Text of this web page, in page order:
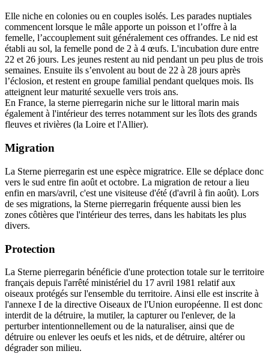
Elle niche en colonies ou en couples isolés. Les parades nuptiales
commencent lorsque le mâle apporte un poisson et l’offre à la
femelle, l’accouplement suit généralement ces offrandes. Le nid est
établi au sol, la femelle pond de 2 à 4 œufs. L'incubation dure entre
22 et 26 jours. Les jeunes restent au nid pendant un peu plus de trois
semaines. Ensuite ils s’envolent au bout de 22 à 28 jours après
l’éclosion, et restent en groupe familial pendant quelques mois. Ils
atteignent leur maturité sexuelle vers trois ans.
En France, la sterne pierregarin niche sur le littoral marin mais
également à l'intérieur des terres notamment sur les îlots des grands
fleuves et rivières (la Loire et l'Allier).
Migration
La Sterne pierregarin est une espèce migratrice. Elle se déplace donc
vers le sud entre fin août et octobre. La migration de retour a lieu
enfin en mars/avril, c'est une visiteuse d'été (d'avril à fin août). Lors
de ses migrations, la Sterne pierregarin fréquente aussi bien les
zones côtières que l'intérieur des terres, dans les habitats les plus
divers.
Protection
La Sterne pierregarin bénéficie d'une protection totale sur le territoire
français depuis l'arrêté ministériel du 17 avril 1981 relatif aux
oiseaux protégés sur l'ensemble du territoire. Ainsi elle est inscrite à
l'annexe I de la directive Oiseaux de l'Union européenne. Il est donc
interdit de la détruire, la mutiler, la capturer ou l'enlever, de la
perturber intentionnellement ou de la naturaliser, ainsi que de
détruire ou enlever les oeufs et les nids, et de détruire, altérer ou
dégrader son milieu.